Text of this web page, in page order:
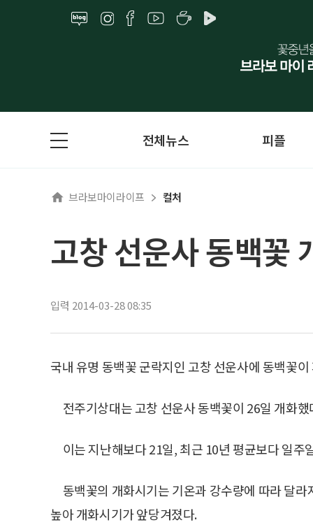
전체뉴스 피플
브라보마이라이프 컬처
고창 선운사 동백
입력 2014-03-28 08:35
국내 유명 동백꽃 군락지인 고창 선운사에 동백꽃이
전주기상대는 고창 선운사 동백꽃이 26일 개화했
이는 지난해보다 21일, 최근 10년 평균보다 일주
동백꽃의 개화시기는 기온과 강수량에 따라 달
높아 개화시기가 앞당겨졌다.